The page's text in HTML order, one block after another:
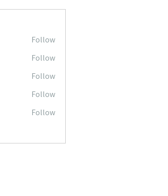
Follow
Follow
Follow
Follow
Follow